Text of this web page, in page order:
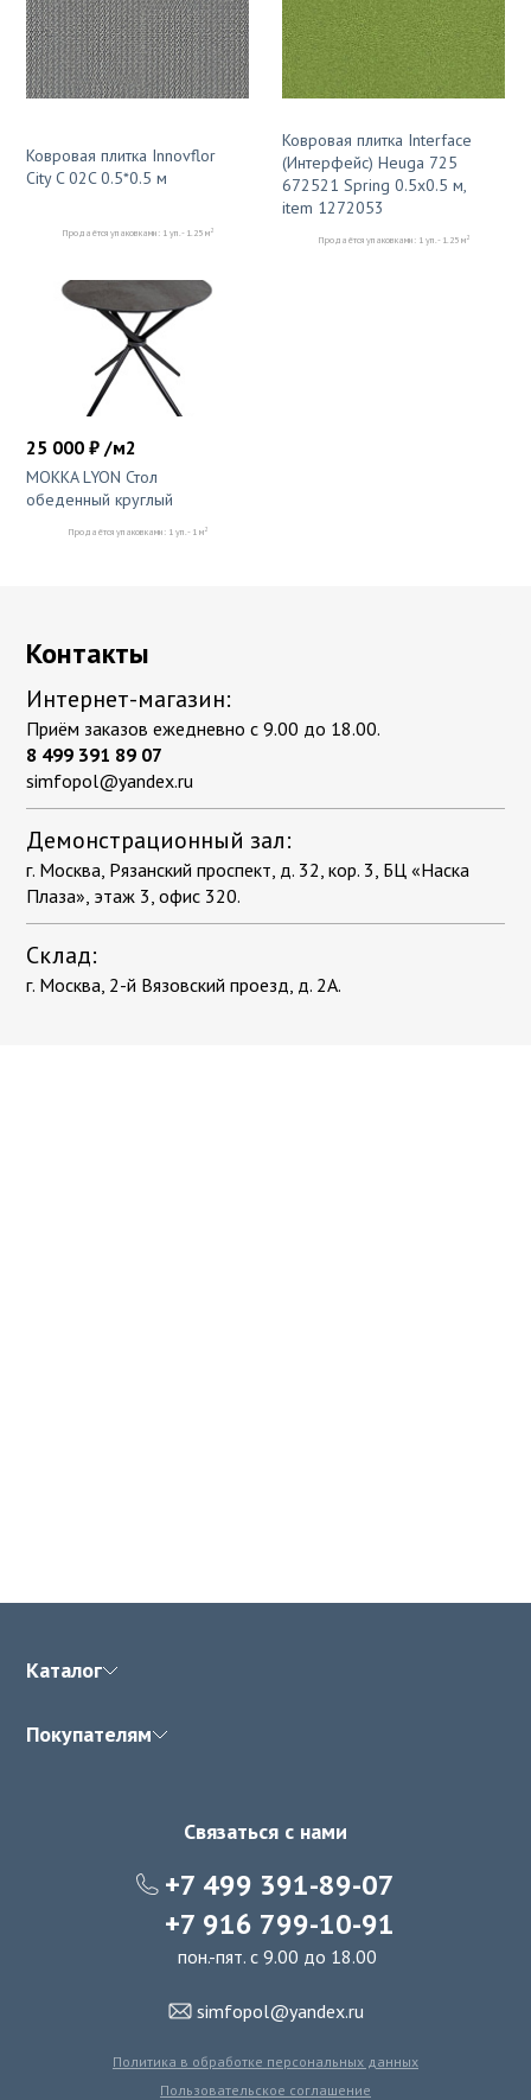
Ковровая плитка Innovflor
City C 02C 0.5*0.5 м
Продаётся упаковками: 1 уп. - 1.25 м2
Ковровая плитка Interface
(Интерфейс) Heuga 725
672521 Spring 0.5x0.5 м,
item 1272053
Продаётся упаковками: 1 уп. - 1.25 м2
25 000 ₽ /м2
MOKKA LYON Стол
обеденный круглый
Продаётся упаковками: 1 уп. - 1 м2
Контакты
Интернет-магазин:
Приём заказов ежедневно с 9.00 до 18.00.
8 499 391 89 07
simfopol@yandex.ru
Демонстрационный зал:
г. Москва, Рязанский проспект, д. 32, кор. 3, БЦ «Наска
Плаза», этаж 3, офис 320.
Склад:
г. Москва, 2-й Вязовский проезд, д. 2А.
Каталог
Покупателям
Связаться с нами
+7 499 391-89-07
+7 916 799-10-91
пон.-пят. с 9.00 до 18.00
simfopol@yandex.ru
Политика в обработке персональных данных
Пользовательское соглашение